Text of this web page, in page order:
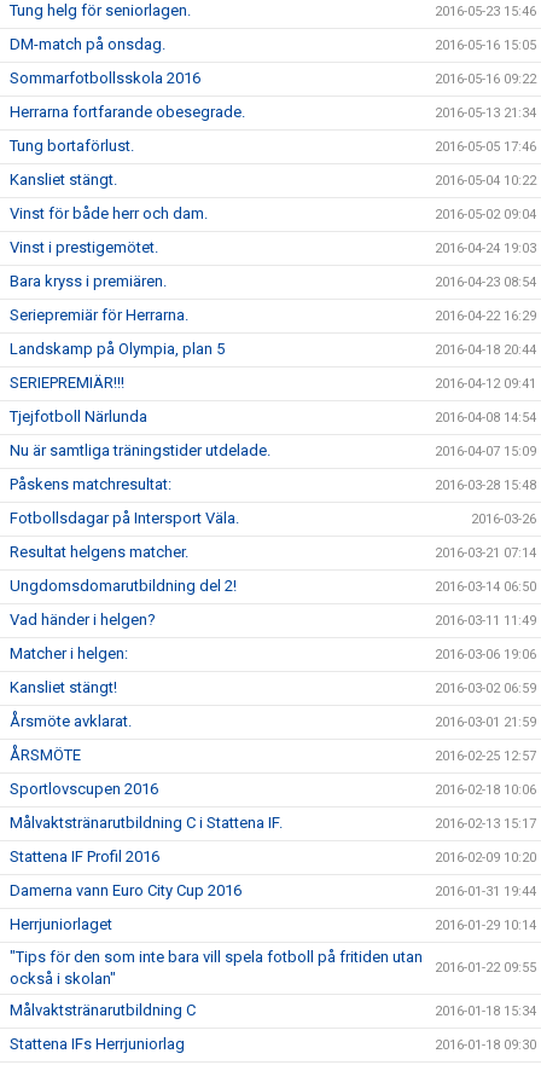
Tung helg för seniorlagen. 2016-05-23 15:46
DM-match på onsdag. 2016-05-16 15:05
Sommarfotbollsskola 2016 2016-05-16 09:22
Herrarna fortfarande obesegrade. 2016-05-13 21:34
Tung bortaförlust. 2016-05-05 17:46
Kansliet stängt. 2016-05-04 10:22
Vinst för både herr och dam. 2016-05-02 09:04
Vinst i prestigemötet. 2016-04-24 19:03
Bara kryss i premiären. 2016-04-23 08:54
Seriepremiär för Herrarna. 2016-04-22 16:29
Landskamp på Olympia, plan 5 2016-04-18 20:44
SERIEPREMIÄR!!! 2016-04-12 09:41
Tjejfotboll Närlunda 2016-04-08 14:54
Nu är samtliga träningstider utdelade. 2016-04-07 15:09
Påskens matchresultat: 2016-03-28 15:48
Fotbollsdagar på Intersport Väla. 2016-03-26
Resultat helgens matcher. 2016-03-21 07:14
Ungdomsdomarutbildning del 2! 2016-03-14 06:50
Vad händer i helgen? 2016-03-11 11:49
Matcher i helgen: 2016-03-06 19:06
Kansliet stängt! 2016-03-02 06:59
Årsmöte avklarat. 2016-03-01 21:59
ÅRSMÖTE 2016-02-25 12:57
Sportlovscupen 2016 2016-02-18 10:06
Målvaktstränarutbildning C i Stattena IF. 2016-02-13 15:17
Stattena IF Profil 2016 2016-02-09 10:20
Damerna vann Euro City Cup 2016 2016-01-31 19:44
Herrjuniorlaget 2016-01-29 10:14
"Tips för den som inte bara vill spela fotboll på fritiden utan
också i skolan"
2016-01-22 09:55
Målvaktstränarutbildning C 2016-01-18 15:34
Stattena IFs Herrjuniorlag 2016-01-18 09:30